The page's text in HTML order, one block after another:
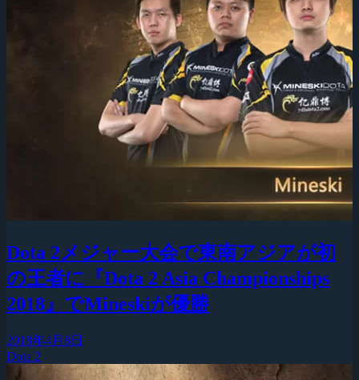
Dota 2メジャー大会で東南アジアが初
の王者に『Dota 2 Asia Championships
2018』でMineskiが優勝
2018年4月8日
Dota 2